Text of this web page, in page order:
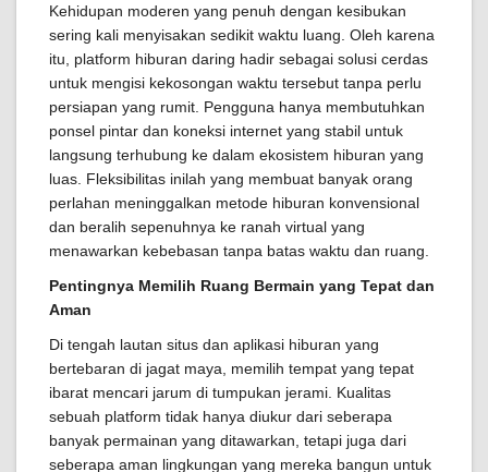
Kehidupan moderen yang penuh dengan kesibukan
sering kali menyisakan sedikit waktu luang. Oleh karena
itu, platform hiburan daring hadir sebagai solusi cerdas
untuk mengisi kekosongan waktu tersebut tanpa perlu
persiapan yang rumit. Pengguna hanya membutuhkan
ponsel pintar dan koneksi internet yang stabil untuk
langsung terhubung ke dalam ekosistem hiburan yang
luas. Fleksibilitas inilah yang membuat banyak orang
perlahan meninggalkan metode hiburan konvensional
dan beralih sepenuhnya ke ranah virtual yang
menawarkan kebebasan tanpa batas waktu dan ruang.
Pentingnya Memilih Ruang Bermain yang Tepat dan
Aman
Di tengah lautan situs dan aplikasi hiburan yang
bertebaran di jagat maya, memilih tempat yang tepat
ibarat mencari jarum di tumpukan jerami. Kualitas
sebuah platform tidak hanya diukur dari seberapa
banyak permainan yang ditawarkan, tetapi juga dari
seberapa aman lingkungan yang mereka bangun untuk